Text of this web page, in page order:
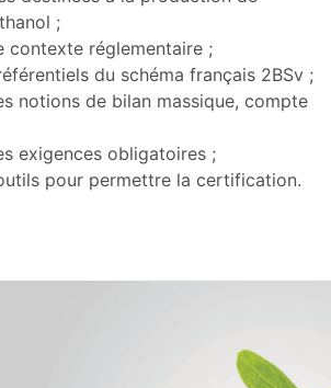
;
contexte réglementaire ;
du schéma français 2BSv ;
notions de bilan massique, compte
exigences obligatoires ;
pour permettre la certification.